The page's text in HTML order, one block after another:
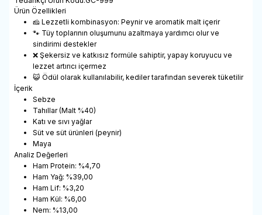
Ürün Özellikleri
🧀 Lezzetli kombinasyon: Peynir ve aromatik malt içerir
🐾 Tüy toplarının oluşumunu azaltmaya yardımcı olur ve
sindirimi destekler
❌ Şekersiz ve katkısız formüle sahiptir, yapay koruyucu ve
lezzet artırıcı içermez
😺 Ödül olarak kullanılabilir, kediler tarafından severek tüketilir
İçerik
Sebze
Tahıllar (Malt %40)
Katı ve sıvı yağlar
Süt ve süt ürünleri (peynir)
Maya
Analiz Değerleri
Ham Protein: %4,70
Ham Yağ: %39,00
Ham Lif: %3,20
Ham Kül: %6,00
Nem: %13,00